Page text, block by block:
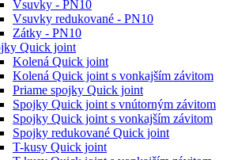
Vsuvky - PN10
Vsuvky redukované - PN10
Zátky - PN10
Quick joint
Kolená Quick joint
Kolená Quick joint s vonkajším závitom
Priame spojky Quick joint
Spojky Quick joint s vnútorným závitom
Spojky Quick joint s vonkajším závitom
Spojky redukované Quick joint
T-kusy Quick joint